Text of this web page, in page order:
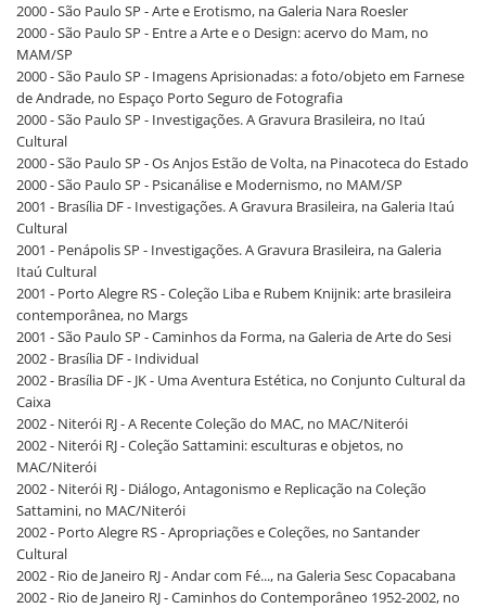
2000 - São Paulo SP - Arte e Erotismo, na Galeria Nara Roesler
2000 - São Paulo SP - Entre a Arte e o Design: acervo do Mam, no
MAM/SP
2000 - São Paulo SP - Imagens Aprisionadas: a foto/objeto em Farnese
de Andrade, no Espaço Porto Seguro de Fotografia
2000 - São Paulo SP - Investigações. A Gravura Brasileira, no Itaú
Cultural
2000 - São Paulo SP - Os Anjos Estão de Volta, na Pinacoteca do Estado
2000 - São Paulo SP - Psicanálise e Modernismo, no MAM/SP
2001 - Brasília DF - Investigações. A Gravura Brasileira, na Galeria Itaú
Cultural
2001 - Penápolis SP - Investigações. A Gravura Brasileira, na Galeria
Itaú Cultural
2001 - Porto Alegre RS - Coleção Liba e Rubem Knijnik: arte brasileira
contemporânea, no Margs
2001 - São Paulo SP - Caminhos da Forma, na Galeria de Arte do Sesi
2002 - Brasília DF - Individual
2002 - Brasília DF - JK - Uma Aventura Estética, no Conjunto Cultural da
Caixa
2002 - Niterói RJ - A Recente Coleção do MAC, no MAC/Niterói
2002 - Niterói RJ - Coleção Sattamini: esculturas e objetos, no
MAC/Niterói
2002 - Niterói RJ - Diálogo, Antagonismo e Replicação na Coleção
Sattamini, no MAC/Niterói
2002 - Porto Alegre RS - Apropriações e Coleções, no Santander
Cultural
2002 - Rio de Janeiro RJ - Andar com Fé..., na Galeria Sesc Copacabana
2002 - Rio de Janeiro RJ - Caminhos do Contemporâneo 1952-2002, no